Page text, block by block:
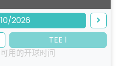
2026
TEE 1
用的开球时间